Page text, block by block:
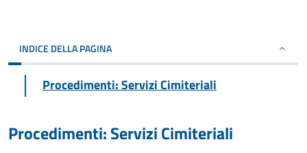
INDICE DELLA PAGINA
Procedimenti: Servizi Cimiteriali
Procedimenti: Servizi Cimiteriali